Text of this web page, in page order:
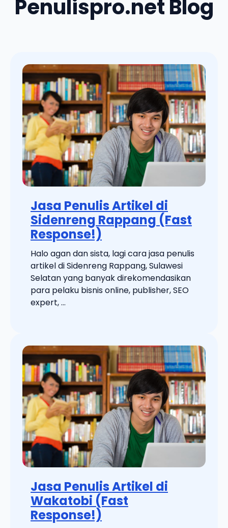
Penulispro.net Blog
Jasa Penulis Artikel di
Sidenreng Rappang (Fast
Response!)
Halo agan dan sista, lagi cara jasa penulis
artikel di Sidenreng Rappang, Sulawesi
Selatan yang banyak direkomendasikan
para pelaku bisnis online, publisher, SEO
expert, ...
Jasa Penulis Artikel di
Wakatobi (Fast
Response!)